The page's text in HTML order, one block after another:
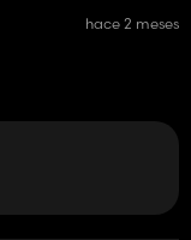
hace 2 meses